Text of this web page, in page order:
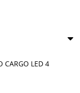
CARGO LED 4